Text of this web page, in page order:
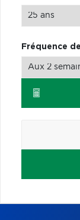
Fréquence